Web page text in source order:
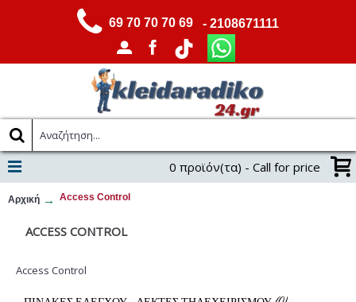
69 70 70 70 69 - 2108671111
0 προϊόν(τα) - Call for price
Αρχική Access Control
ACCESS CONTROL
Access Control